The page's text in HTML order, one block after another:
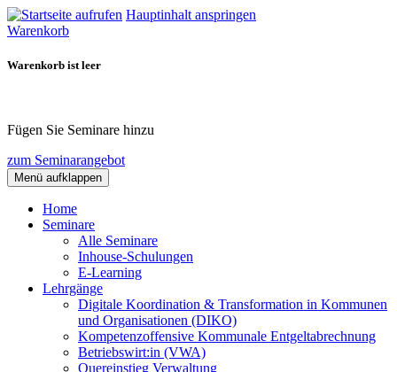
Hauptinhalt anspringen
Warenkorb
Warenkorb ist leer
Fügen Sie Seminare hinzu
zum Seminarangebot
Menü aufklappen
Home
Seminare
Alle Seminare
Inhouse-Schulungen
E-Learning
Lehrgänge
Digitale Koordination & Transformation in Kommunen
und Organisationen (DIKO)
Kompetenzoffensive Kommunale Entgeltabrechnung
Betriebswirt:in (VWA)
Quereinstieg Verwaltung